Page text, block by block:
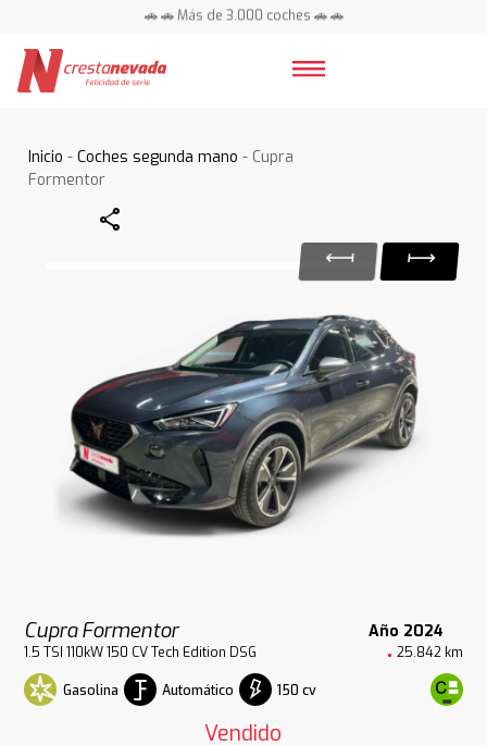
🚗 🚗 Más de 3.000 coches 🚗 🚗
Inicio -Coches segunda mano - Cupra
Formentor
Share
Cupra Formentor Año 2024
1.5 TSI 110kW 150 CV Tech Edition DSG 25.842 km
Gasolina Automático 150 cv
Vendido